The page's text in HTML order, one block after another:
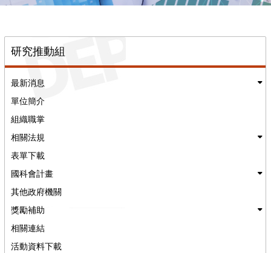
研究推動組
最新消息
單位簡介
組織職掌
相關法規
表單下載
國科會計畫
其他政府機關
獎勵補助
相關連結
活動資料下載